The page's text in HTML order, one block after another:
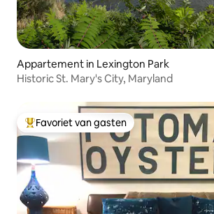
Appartement in Lexington Park
Historic St. Mary's City, Maryland
Topfavoriet van gasten
Favoriet van gasten